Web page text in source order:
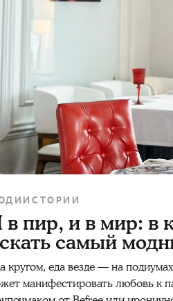
ИСТОРИИ
пир, и в мир: в
самый
кругом, еда везде — на
манифестировать любовь к